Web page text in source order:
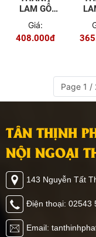
LAM GỖ
NHỰA
NGOÀI
TRỜI
Giá:
408.000đ
Page 1 /
TÂN THỊNH
NỘI NGOẠI
143 Nguyễn Tất
Điện thoại: 02543
Email: